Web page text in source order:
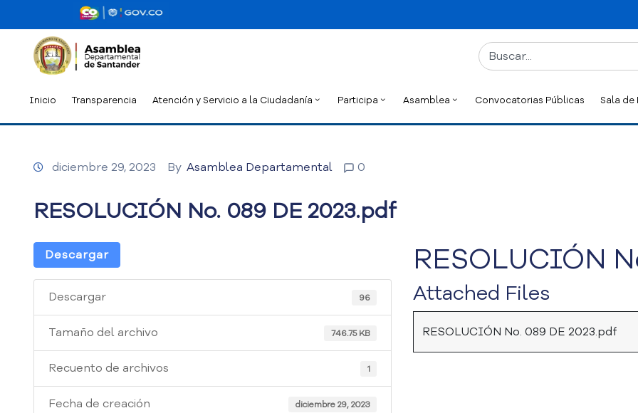
Inicio Transparencia Atención y Servicio a la Ciudadanía Participa Asamblea Convocatorias Públicas Sala de
diciembre 29, 2023 By Asamblea Departamental 0
RESOLUCIÓN No. 089 DE 2023.pdf
Descargar
Descargar 96
Tamaño del archivo 746.75 KB
Recuento de archivos 1
Fecha de creación diciembre 29, 2023
RESOLUCIÓN
Attached Files
RESOLUCIÓN No. 089 DE 2023.pdf